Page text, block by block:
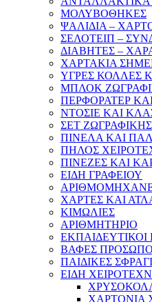
ΜΟΛΥΒΟΘΗΚΕΣ
ΨΑΛΙΔΙΑ –
ΣΕΛΟΤΕΙΠ –
ΔΙΑΒΗΤΕΣ –
ΧΑΡΤΑΚΙΑ
ΥΓΡΕΣ ΚΟΛΛΕΣ
ΜΠΛΟΚ
ΠΕΡΦΟΡΑΤΕΡ
ΝΤΟΣΙΕ ΚΑΙ
ΣΕΤ ΖΩΓΡΑΦΙΚΗΣ
ΠΙΝΕΛΑ ΚΑΙ
ΠΗΛΟΣ
ΠΙΝΕΖΕΣ ΚΑΙ
ΕΙΔΗ ΓΡΑΦΕΙΟΥ
ΧΑΡΤΕΣ ΚΑΙ
ΚΙΜΩΛΙΕΣ
ΑΡΙΘΜΗΤΗΡΙΟ
ΕΚΠΑΙΔΕΥΤΙΚΟΙ
ΒΑΦΕΣ
ΠΑΙΔΙΚΕΣ
ΕΙΔΗ
ΧΑΡΤΟΝΙΑ